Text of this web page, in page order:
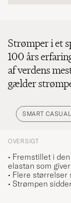
Strømper i et
100 års
af verdens
gælder
SMART CASUAL
OVERSIGT
• Fremstillet i
elastan som
• Flere
• Strømpen